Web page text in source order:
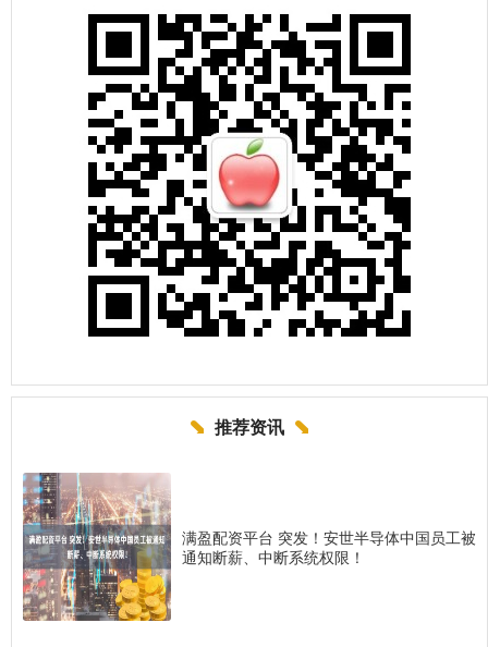
推荐资讯
满盈配资平台 突发！安世半导体中国员工被
通知断薪、中断系统权限！